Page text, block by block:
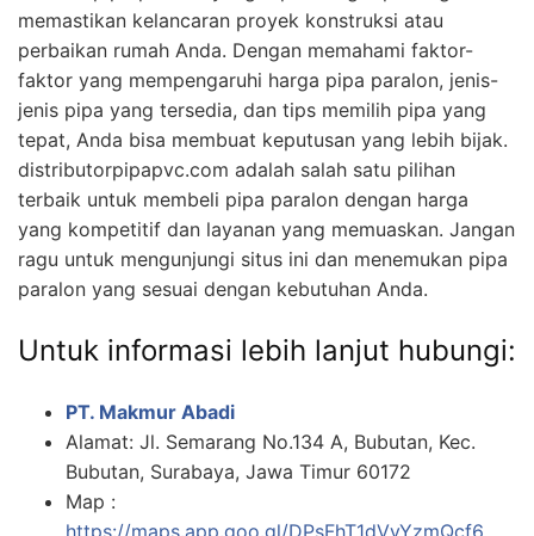
memastikan kelancaran proyek konstruksi atau
perbaikan rumah Anda. Dengan memahami faktor-
faktor yang mempengaruhi harga pipa paralon, jenis-
jenis pipa yang tersedia, dan tips memilih pipa yang
tepat, Anda bisa membuat keputusan yang lebih bijak.
distributorpipapvc.com adalah salah satu pilihan
terbaik untuk membeli pipa paralon dengan harga
yang kompetitif dan layanan yang memuaskan. Jangan
ragu untuk mengunjungi situs ini dan menemukan pipa
paralon yang sesuai dengan kebutuhan Anda.
Untuk informasi lebih lanjut hubungi:
PT. Makmur Abadi
Alamat: Jl. Semarang No.134 A, Bubutan, Kec.
Bubutan, Surabaya, Jawa Timur 60172
Map :